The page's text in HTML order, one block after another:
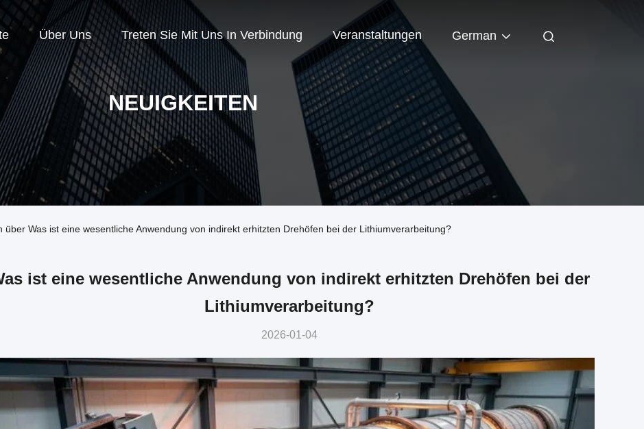
Über Uns Treten Sie Mit Uns In Verbindung Veranstaltungen German
NEUIGKEITEN
über Was ist eine wesentliche Anwendung von indirekt erhitzten Drehöfen bei der Lithiumverarbeitung?
ist eine wesentliche Anwendung von indirekt erhitzten Drehöfen bei der
Lithiumverarbeitung?
2026-01-04